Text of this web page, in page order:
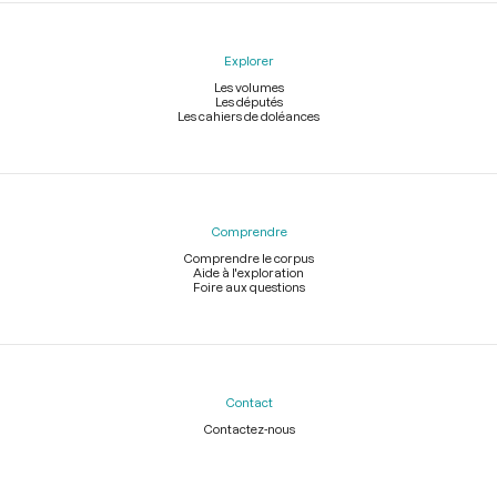
Explorer
Les volumes
Les députés
Les cahiers de doléances
Comprendre
Comprendre le corpus
Aide à l'exploration
Foire aux questions
Contact
Contactez-nous